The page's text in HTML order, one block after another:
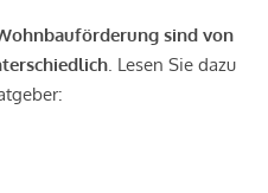
sind von
. Lesen Sie dazu